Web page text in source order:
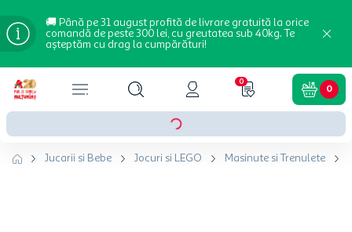
🚚 Până pe 31 august profită de livrare gratuită la orice
comandă de peste 300 lei, cu greutatea sub 40kg. Te
așteptăm cu drag la cumpărături!
0
0
Jucarii si Bebe Jocuri si LEGO Masinute si Trenulete